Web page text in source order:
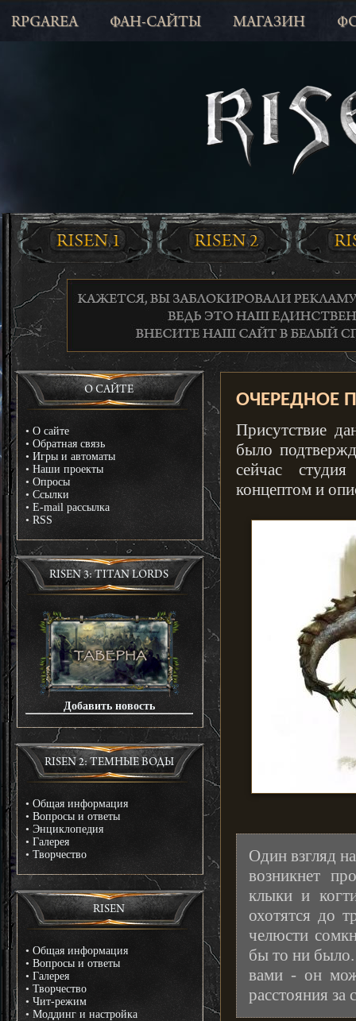
RPGAREA ФАН-САЙТЫ МАГАЗИН
О САЙТЕ
• О сайте
• Обратная связь
• Игры и автоматы
• Наши проекты
• Опросы
• Ссылки
• E-mail рассылка
• RSS
RISEN 3: TITAN LORDS
Добавить новость
RISEN 2: ТЕМНЫЕ ВОДЫ
• Общая информация
• Вопросы и ответы
• Энциклопедия
• Галерея
• Творчество
RISEN
• Общая информация
• Вопросы и ответы
• Галерея
• Творчество
• Чит-режим
• Моддинг и настройка
ОЧЕРЕДНОЕ
Присутствие
было
сейчас
концептом и
Один взгляд
возникнет
клыки и
охотятся до
челюсти
бы то ни было.
вами - он
расстояния